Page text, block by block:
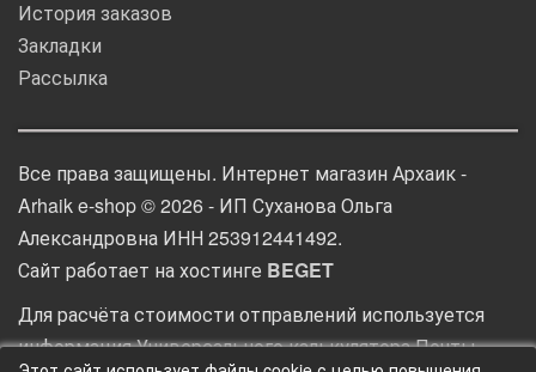
История заказов
Закладки
Рассылка
Все права защищены. Интернет магазин Архаик -
Arhaik e-shop © 2026 - ИП Суханова Ольга
Александровна ИНН 253912441492.
Сайт работает на хостинге BEGET
Для расчёта стоимости отправлений используется
информацияУниверсального калькулятора Почты